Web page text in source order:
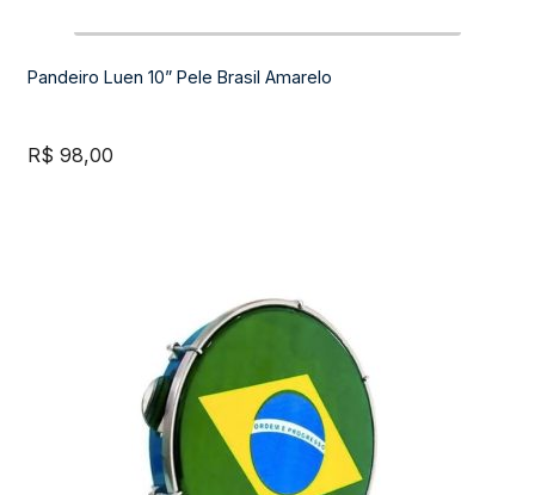
Pandeiro Luen 10” Pele Brasil Amarelo
R$ 98,00